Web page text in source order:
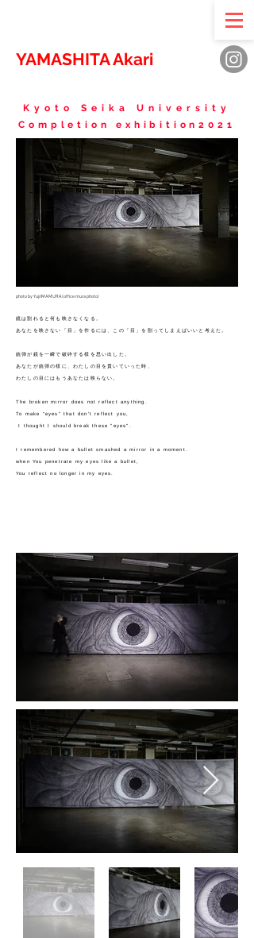
YAMASHITA Akari
Kyoto Seika University
Completion exhibition2021
photo by Yuji IMAMURA(office mura​ photo)
鏡は割れると何も映さなくなる。
あなたを映さない「目」を作るには、この「目」を割ってしまえばいいと考えた
銃弾が鏡を一瞬で破砕する様を思い出した。
あなたが銃弾の様に、わたしの目を貫いていった時、
わたしの目にはもうあなたは映らない。
The broken mirror does not reflect anything.
To make "eyes" that don't reflect you,
I thought I should break these "eyes".
I remembered how a bullet smashed a mirror in a moment.
when You penetrate my eyes like a bullet,
You reflect no longer in my eyes.